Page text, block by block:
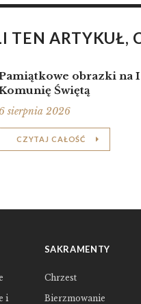
TEN ARTYKUŁ,
obrazki na I
Świętą
6 sierpnia 2026
CZYTAJ CAŁOŚĆ
i
SAKRAMENTY
Chrzest
Bierzmowanie